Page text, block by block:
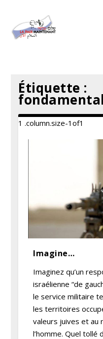
Étiquette :
Imagine…
Imaginez qu’un
israélienne “de
le service militaire
les territoires
valeurs juives et
l’homme. Quel